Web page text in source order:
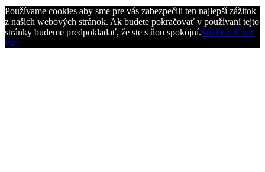
Používame cookies aby sme pre vás zabezpečili ten najlepší zážitok
z našich webových stránok. Ak budete pokračovať v používaní tejto
stránky budeme predpokladať, že ste s ňou spokojní.SúhlasímČítať
viac